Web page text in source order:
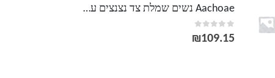
Aachoae נשים שמלת צד נצנצים עמוק צווארון V סקסי מועדון Bodycon שמלה פנס אלגנטי שרוול ארוך שמלה מיני Vestidos de fiesta
0
out of 5
₪109.15